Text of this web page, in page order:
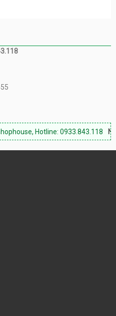
Hotline: 0933.843.118 Ninh